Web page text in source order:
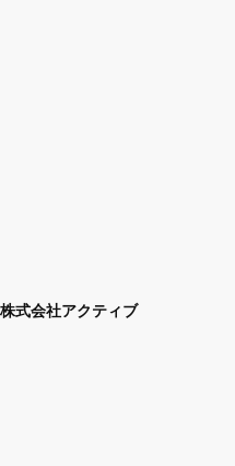
株式会社アクティブ